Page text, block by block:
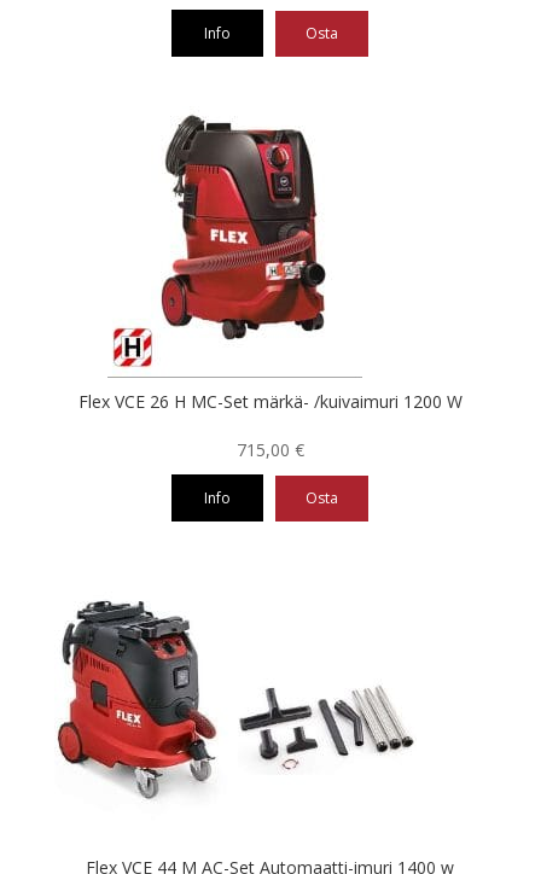
Info Osta
Flex VCE 26 H MC-Set märkä- /kuivaimuri 1200 W
715,00 €
Info Osta
Flex VCE 44 M AC-Set Automaatti-imuri 1400 w